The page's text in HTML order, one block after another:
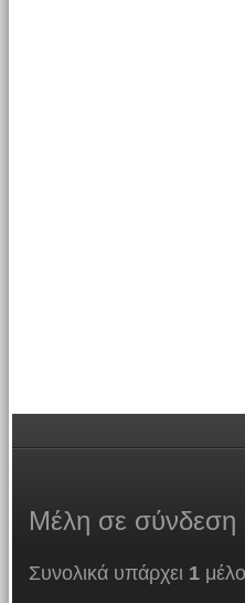
Μέλη σε σύνδεση
Συνολικά υπάρχει 1